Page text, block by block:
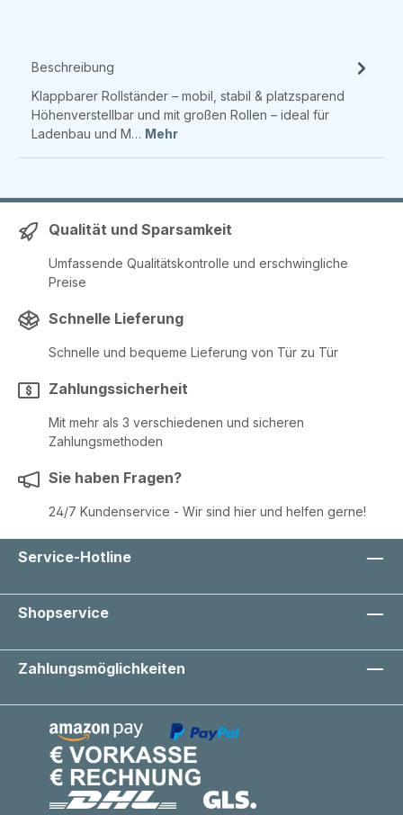
Beschreibung
Klappbarer Rollständer – mobil, stabil & platzsparend
Höhenverstellbar und mit großen Rollen – ideal für
Ladenbau und M… Mehr
Qualität und Sparsamkeit
Umfassende Qualitätskontrolle und erschwingliche
Preise
Schnelle Lieferung
Schnelle und bequeme Lieferung von Tür zu Tür
Zahlungssicherheit
Mit mehr als 3 verschiedenen und sicheren
Zahlungsmethoden
Sie haben Fragen?
24/7 Kundenservice - Wir sind hier und helfen gerne!
Service-Hotline
Shopservice
Zahlungsmöglichkeiten